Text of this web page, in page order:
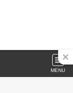
MENU